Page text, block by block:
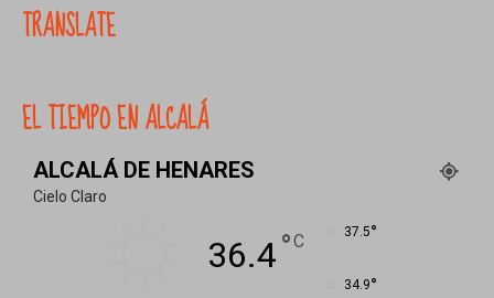
TRANSLATE
EL TIEMPO EN ALCALÁ
ALCALÁ DE HENARES
Cielo Claro
36.4°C 37.5°
34.9°